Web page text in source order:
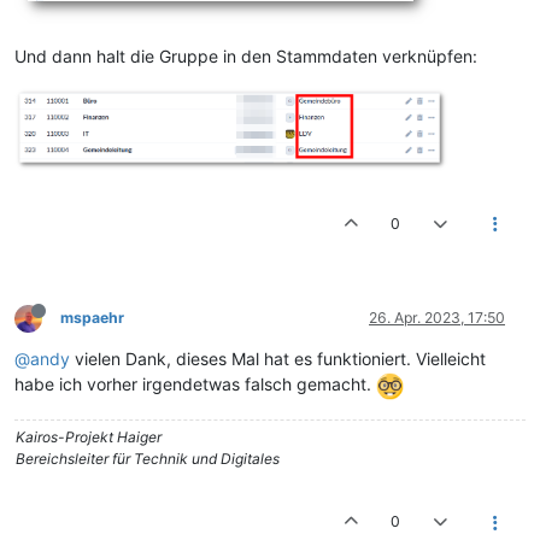
Und dann halt die Gruppe in den Stammdaten verknüpfen:
0
mspaehr 26. Apr. 2023, 17:50
@andy vielen Dank, dieses Mal hat es funktioniert. Vielleicht
habe ich vorher irgendetwas falsch gemacht.
Kairos-Projekt Haiger
Bereichsleiter für Technik und Digitales
0